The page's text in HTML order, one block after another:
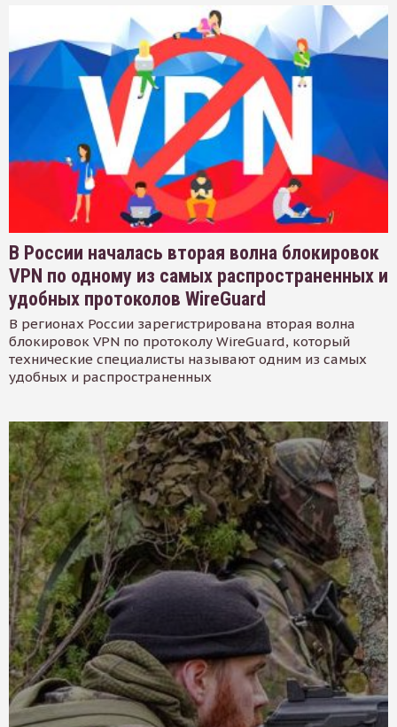
В России началась вторая волна блокировок
VPN по одному из самых распространенных и
удобных протоколов WireGuard
В регионах России зарегистрирована вторая волна
блокировок VPN по протоколу WireGuard, который
технические специалисты называют одним из самых
удобных и распространенных